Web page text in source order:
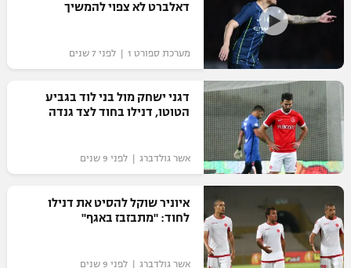
הצטרפות לחבילת הערוצים
לוח דרושים – ג'ובנט
תגיות
המגזין
דאלברט לא צפוי להמשיך
מערכת ספורט 1 | לפני 7 שנים
דגני ישחק מול בני לוד בגביע
הטוטו, דנילו בחוד לצד גנדה
אשר גולדברג | לפני 9 שנים
איוניר שוקל להסיט את דנילו
לחוד: "מתבזבז באגף"
אשר גולדברג | לפני 9 שנים